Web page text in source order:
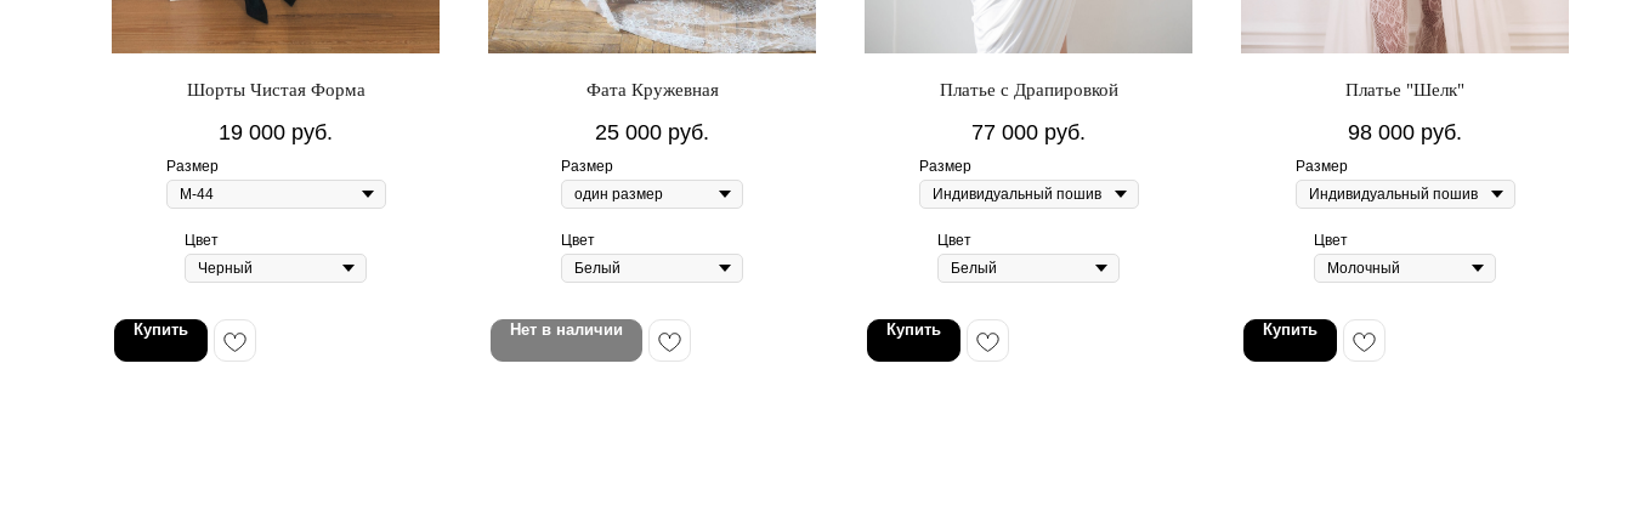
Шорты Чистая Форма
19 000 руб.
Размер
Цвет
Купить
Фата Кружевная
25 000 руб.
Размер
Цвет
Нет в наличии
Платье с Драпировкой
77 000 руб.
Размер
Цвет
Купить
Платье "Шелк"
98 000 руб.
Размер
Цвет
Купить